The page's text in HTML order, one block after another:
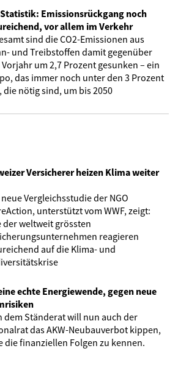
Statistik: Emissionsrückgang noch
vor allem im Verkehr
sind die CO2-Emissionen aus
und Treibstoffen damit gegenüber
um 2,7 Prozent gesunken – ein
das immer noch unter den 3 Prozent
die nötig sind, um bis 2050
Versicherer heizen Klima weiter
neue Vergleichsstudie der NGO
unterstützt vom WWF, zeigt:
der weltweit grössten
reagieren
auf die Klima- und
echte Energiewende, gegen neue
dem Ständerat will nun auch der
das AKW-Neubauverbot kippen,
die finanziellen Folgen zu kennen.